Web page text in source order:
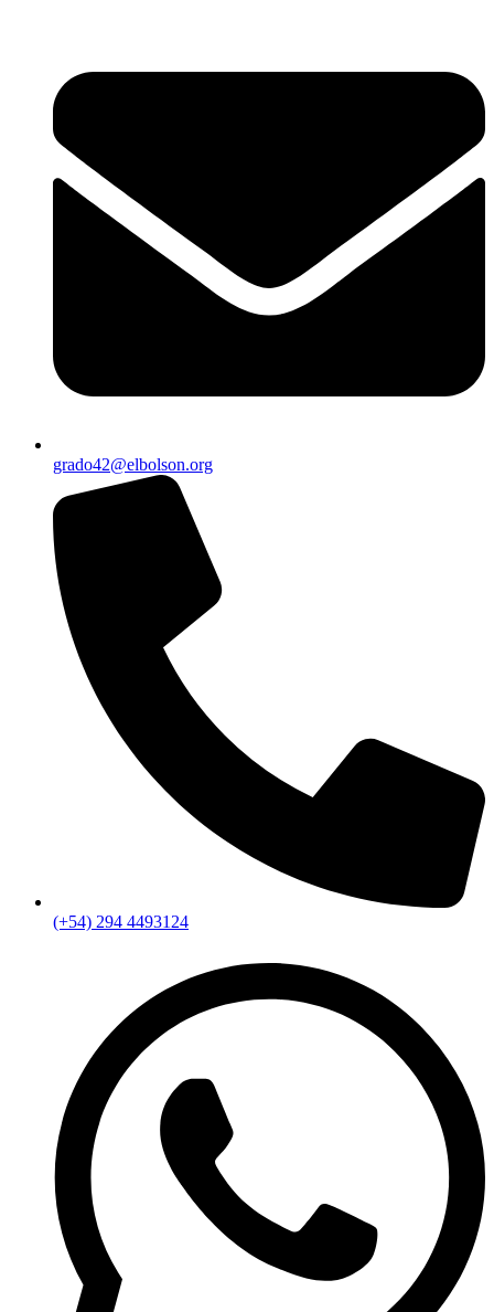
grado42@elbolson.org
(+54) 294 4493124